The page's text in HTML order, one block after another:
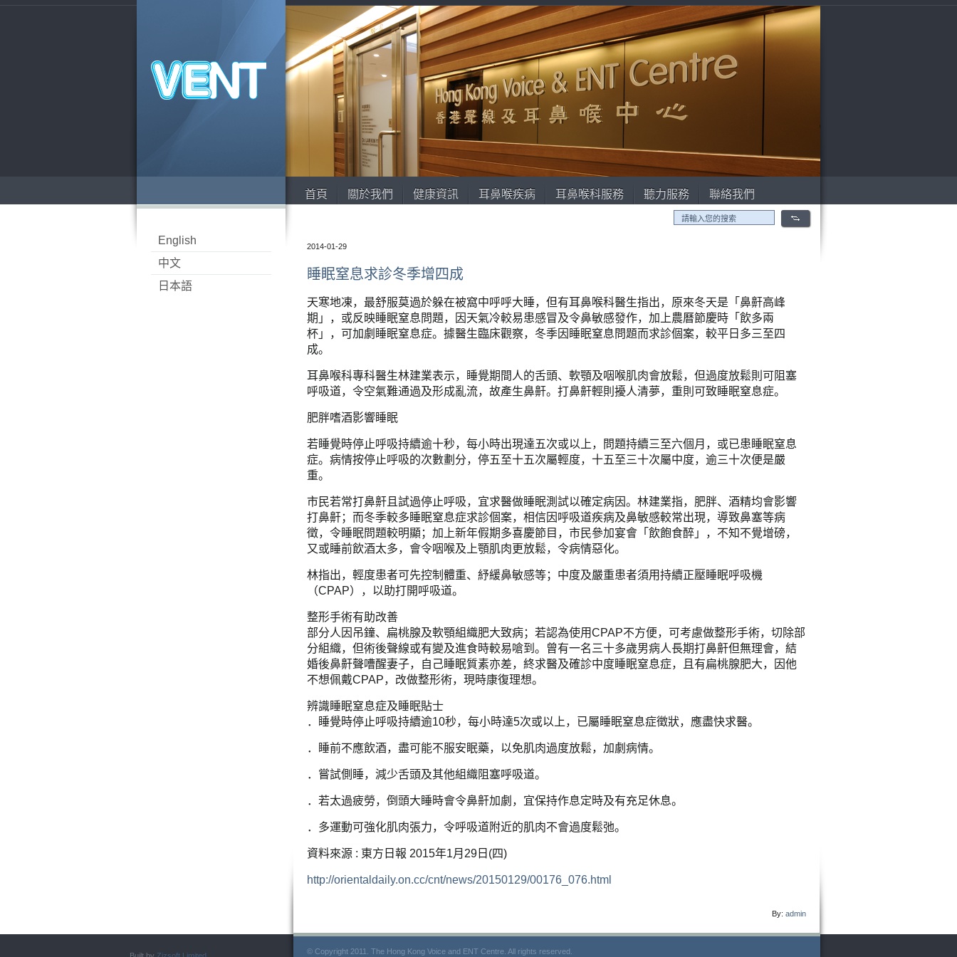
English
中文
日本語
首頁 關於我們 健康資訊 耳鼻喉疾病 耳鼻喉科服務 聽力服務 聯絡我們
2014-01-29
睡眠窒息求診冬季增四成
天寒地凍，最舒服莫過於躲在被窩中呼呼大睡，但有耳鼻喉科醫生指出，原來冬天是「鼻鼾高峰
期」，或反映睡眠窒息問題，因天氣冷較易患感冒及令鼻敏感發作，加上農曆節慶時「飲多兩
杯」，可加劇睡眠窒息症。據醫生臨床觀察，冬季因睡眠窒息問題而求診個案，較平日多三至四
成。
耳鼻喉科專科醫生林建業表示，睡覺期間人的舌頭、軟顎及咽喉肌肉會放鬆，但過度放鬆則可阻塞
呼吸道，令空氣難通過及形成亂流，故產生鼻鼾。打鼻鼾輕則擾人清夢，重則可致睡眠窒息症。
肥胖嗜酒影響睡眠
若睡覺時停止呼吸持續逾十秒，每小時出現達五次或以上，問題持續三至六個月，或已患睡眠窒息
症。病情按停止呼吸的次數劃分，停五至十五次屬輕度，十五至三十次屬中度，逾三十次便是嚴
重。
市民若常打鼻鼾且試過停止呼吸，宜求醫做睡眠測試以確定病因。林建業指，肥胖、酒精均會影響
打鼻鼾；而冬季較多睡眠窒息症求診個案，相信因呼吸道疾病及鼻敏感較常出現，導致鼻塞等病
徵，令睡眠問題較明顯；加上新年假期多喜慶節目，市民參加宴會「飲飽食醉」，不知不覺增磅，
又或睡前飲酒太多，會令咽喉及上顎肌肉更放鬆，令病情惡化。
林指出，輕度患者可先控制體重、紓緩鼻敏感等；中度及嚴重患者須用持續正壓睡眠呼吸機
（CPAP），以助打開呼吸道。
整形手術有助改善
部分人因吊鐘、扁桃腺及軟顎組織肥大致病；若認為使用CPAP不方便，可考慮做整形手術，切除部
分組織，但術後聲線或有變及進食時較易嗆到。曾有一名三十多歲男病人長期打鼻鼾但無理會，結
婚後鼻鼾聲嘈醒妻子，自己睡眠質素亦差，終求醫及確診中度睡眠窒息症，且有扁桃腺肥大，因他
不想佩戴CPAP，改做整形術，現時康復理想。
辨識睡眠窒息症及睡眠貼士
．睡覺時停止呼吸持續逾10秒，每小時達5次或以上，已屬睡眠窒息症徵狀，應盡快求醫。
．睡前不應飲酒，盡可能不服安眠藥，以免肌肉過度放鬆，加劇病情。
．嘗試側睡，減少舌頭及其他組織阻塞呼吸道。
．若太過疲勞，倒頭大睡時會令鼻鼾加劇，宜保持作息定時及有充足休息。
．多運動可強化肌肉張力，令呼吸道附近的肌肉不會過度鬆弛。
資料來源 : 東方日報 2015年1月29日(四)
http://orientaldaily.on.cc/cnt/news/20150129/00176_076.html
By: admin
© Copyright 2011. The Hong Kong Voice and ENT Centre. All rights reserved.